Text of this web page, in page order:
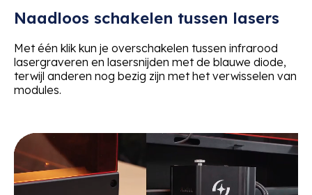
Naadloos schakelen tussen lasers
Met één klik kun je overschakelen tussen infrarood
lasergraveren en lasersnijden met de blauwe diode,
terwijl anderen nog bezig zijn met het verwisselen van
modules.